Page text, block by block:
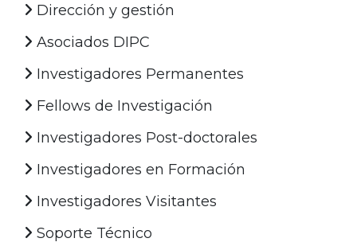
Dirección y gestión
Asociados DIPC
Investigadores Permanentes
Fellows de Investigación
Investigadores Post-doctorales
Investigadores en Formación
Investigadores Visitantes
Soporte Técnico